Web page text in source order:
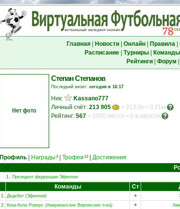
Главная| Новости| Онлайн| Правила|
Расписание| Турниры| Команды
Рейтинги| Форум
Нет фото
Степан Степанов
Последний визит: сегодня в 16:17
Ник:
Kassano777
Личный счёт: 213 905
= 213.0к = 0.21м
Рейтинг: 567 = 1050 место = 0 в августе
Профиль Награды 3 Трофеи 13 Достижения
1. Президент федерации Эфиопии
Команды Ст
1. Дедебит (Эфиопия) +
2. Кока-Кола Роверс (Американские Виргинские о-ва) +